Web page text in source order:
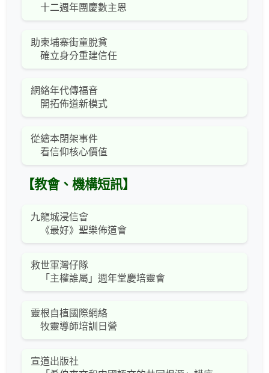
十二週年團慶數主恩
助柬埔寨街童脫貧
確立身分重建信任
網絡年代傳福音
開拓佈道新模式
從繪本閉架事件
看信仰核心價值
【教會、機構短訊】
九龍城浸信會
《最好》聖樂佈道會
救世軍灣仔隊
「主權誰屬」週年堂慶培靈會
靈根自植國際網絡
牧靈導師培訓日營
宣道出版社